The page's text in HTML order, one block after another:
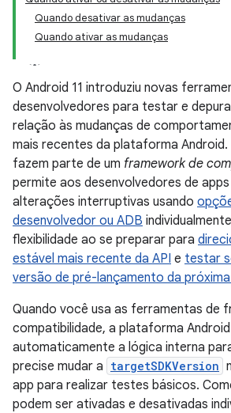
Quando desativar as mudanças
Quando ativar as mudanças
O Android 11 introduziu novas
desenvolvedores para testar e
relação às mudanças de
mais recentes da plataforma
fazem parte de um framework de
permite aos desenvolvedores de
alterações interruptivas usando
desenvolvedor ou ADB
flexibilidade ao se preparar para
estável mais recente da API e testar
versão de pré-lançamento da
Quando você usa as ferramentas de
compatibilidade, a plataforma
automaticamente a lógica interna
precise mudar a targetSDKVersion
app para realizar testes básicos.
podem ser ativadas e desativadas